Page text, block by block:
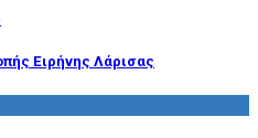
Ειρήνης Λάρισας